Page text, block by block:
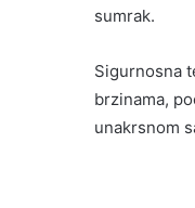
sumrak.
Sigurnosna
brzinama,
unakrsnom